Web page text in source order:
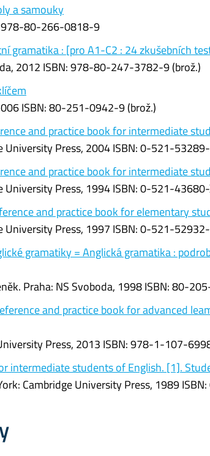
a samouky
978-80-266-0818-9
gramatika : [pro A1-C2 : 24 zkušebních
2012 ISBN: 978-80-247-3782-9 (brož.)
ISBN: 80-251-0942-9 (brož.)
and practice book for intermediate
University Press, 2004 ISBN: 0-521-
and practice book for intermediate
University Press, 1994 ISBN: 0-521-
and practice book for elementary
University Press, 1997 ISBN: 0-521-
gramatiky = Anglická gramatika :
Praha: NS Svoboda, 1998 ISBN: 80-
and practice book for advanced
Press, 2013 ISBN: 978-1-107-
intermediate students of English. [1].
Cambridge University Press, 1989